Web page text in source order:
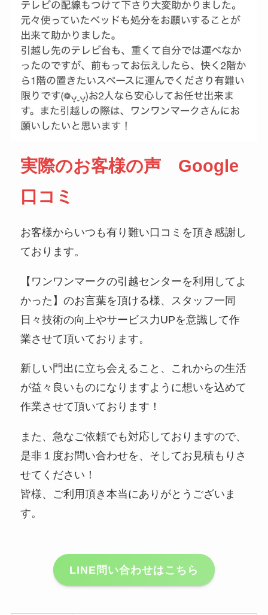
実際のお客様の声 Google
口コミ
お客様からいつも有り難い口コミを頂き感謝し
ております。
【ワンワンマークの引越センターを利用してよ
かった】のお言葉を頂ける様、スタッフ一同
日々技術の向上やサービス力UPを意識して作
業させて頂いております。
新しい門出に立ち会えること、これからの生活
が益々良いものになりますように想いを込めて
作業させて頂いております！
また、急なご依頼でも対応しておりますので、
是非１度お問い合わせを、そしてお見積もりさ
せてください！
皆様、ご利用頂き本当にありがとうございま
す。
LINE問い合わせはこちら